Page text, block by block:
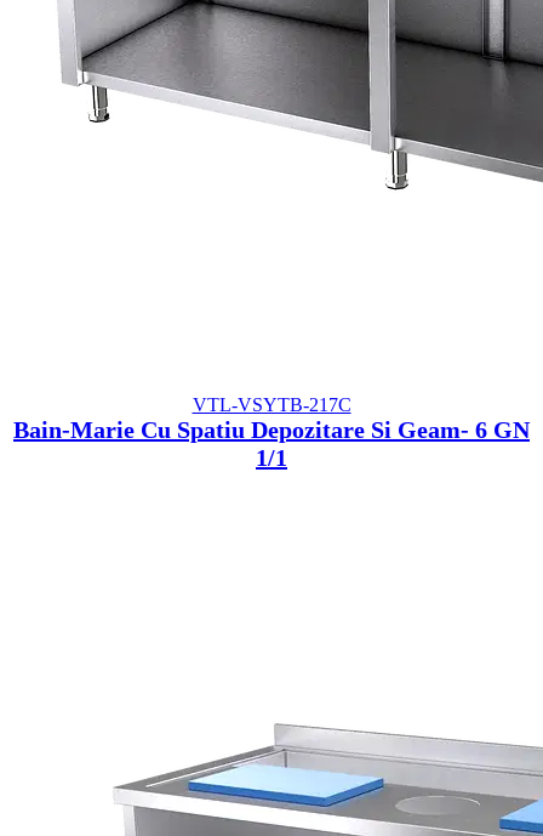
VTL-VSYTB-217C
Bain-Marie Cu Spatiu Depozitare Si Geam- 6 GN
1/1